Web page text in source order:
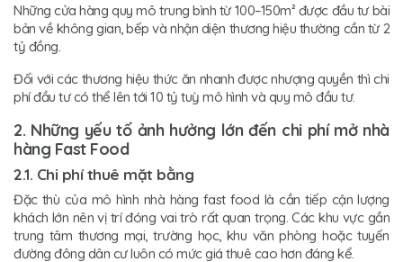
Những cửa hàng quy mô trung bình từ 100–150m² được đầu tư bài
bản về không gian, bếp và nhận diện thương hiệu thường cần từ 2
tỷ đồng.
Đối với các thương hiệu thức ăn nhanh được nhượng quyền thì chi
phí đầu tư có thể lên tới 10 tỷ tuỳ mô hình và quy mô đầu tư.
2. Những yếu tố ảnh hưởng lớn đến chi phí mở nhà
hàng Fast Food
2.1. Chi phí thuê mặt bằng
Đặc thù của mô hình nhà hàng fast food là cần tiếp cận lượng
khách lớn nên vị trí đóng vai trò rất quan trọng. Các khu vực gần
trung tâm thương mại, trường học, khu văn phòng hoặc tuyến
đường đông dân cư luôn có mức giá thuê cao hơn đáng kể.